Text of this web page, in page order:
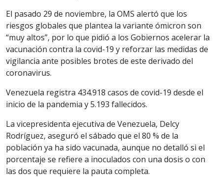
El pasado 29 de noviembre, la OMS alertó que los
riesgos globales que plantea la variante ómicron son
“muy altos”, por lo que pidió a los Gobiernos acelerar la
vacunación contra la covid-19 y reforzar las medidas de
vigilancia ante posibles brotes de este derivado del
coronavirus.
Venezuela registra 434.918 casos de covid-19 desde el
inicio de la pandemia y 5.193 fallecidos.
La vicepresidenta ejecutiva de Venezuela, Delcy
Rodríguez, aseguró el sábado que el 80 % de la
población ya ha sido vacunada, aunque no detalló si el
porcentaje se refiere a inoculados con una dosis o con
las dos que requiere la pauta completa.